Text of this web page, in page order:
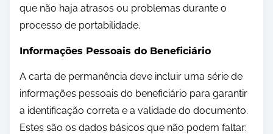
que não haja atrasos ou problemas durante o
processo de portabilidade.
Informações Pessoais do Beneficiário
A carta de permanência deve incluir uma série de
informações pessoais do beneficiário para garantir
a identificação correta e a validade do documento.
Estes são os dados básicos que não podem faltar: